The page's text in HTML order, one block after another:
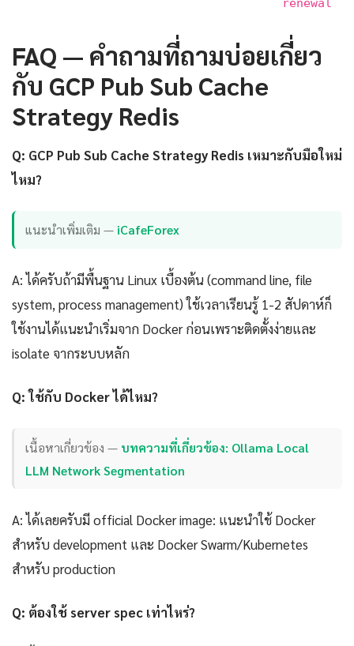
FAQ — คำถามที่ถามบ่อยเกี่ยว
กับ GCP Pub Sub Cache
Strategy Redis
Q: GCP Pub Sub Cache Strategy Redis เหมาะกับมือใหม่
ไหม?
แนะนำเพิ่มเติม — iCafeForex
A: ได้ครับถ้ามีพื้นฐาน Linux เบื้องต้น (command line, file
system, process management) ใช้เวลาเรียนรู้ 1-2 สัปดาห์ก็
ใช้งานได้แนะนำเริ่มจาก Docker ก่อนเพราะติดตั้งง่ายและ
isolate จากระบบหลัก
Q: ใช้กับ Docker ได้ไหม?
เนื้อหาเกี่ยวข้อง — บทความที่เกี่ยวข้อง: Ollama Local
LLM Network Segmentation
A: ได้เลยครับมี official Docker image: แนะนำใช้ Docker
สำหรับ development และ Docker Swarm/Kubernetes
สำหรับ production
Q: ต้องใช้ server spec เท่าไหร่?